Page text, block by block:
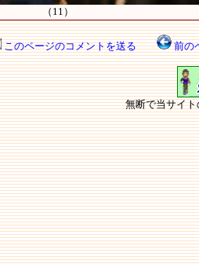
（11）
このページのコメントを送る 前の
無断で当サイ